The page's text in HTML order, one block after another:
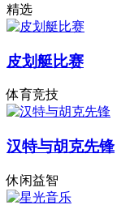
精选
皮划艇比赛
体育竞技
汉特与胡克先锋
休闲益智